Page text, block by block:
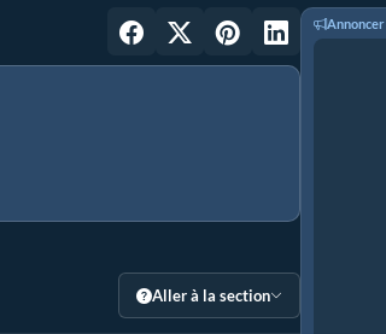
Aller à la section
Annoncer